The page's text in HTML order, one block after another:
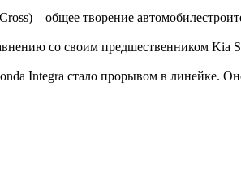
– общее творение
со своим предшественником Kia
Integra стало прорывом в линейке.